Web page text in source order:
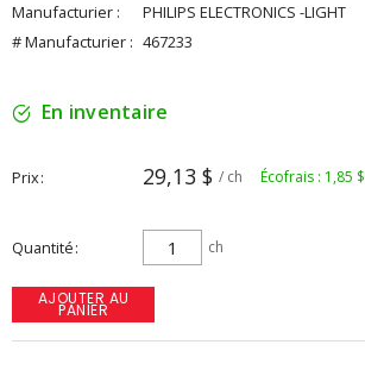
Manufacturier :
PHILIPS ELECTRONICS -LIGHT
# Manufacturier : 467233
En inventaire
Prix 29,13 $ / ch Écofrais : 1,85 $
Quantité ch
AJOUTER AU
PANIER